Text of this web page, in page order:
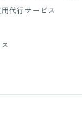
代行サービス